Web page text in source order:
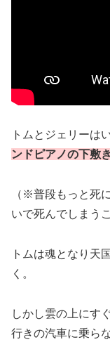
トムとジェリーは
ンドピアノの下敷
（※普段もっと死
いで死んでしまう
トムは魂となり天
く。
しかし雲の上にす
行きの汽車に乗ら